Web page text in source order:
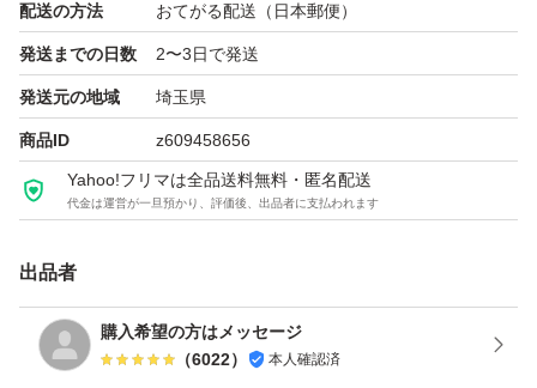
配送の方法 おてがる配送（日本郵便）
発送までの日数 2〜3日で発送
発送元の地域 埼玉県
商品ID z609458656
Yahoo!フリマは全品送料無料・匿名配送
代金は運営が一旦預かり、評価後、出品者に支払われます
出品者
購入希望の方はメッセージ
（6022） 本人確認済